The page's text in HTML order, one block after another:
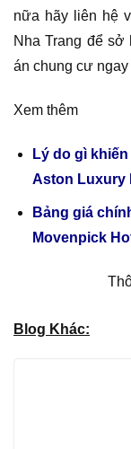
nữa hãy liên hệ
Nha Trang để
án chung cư
Xem thêm
Lý do gì
Aston Luxury
Bảng giá
Movenpick
Blog Khác: